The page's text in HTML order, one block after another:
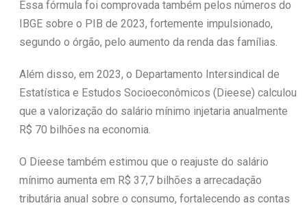
Essa fórmula foi comprovada também pelos números do
IBGE sobre o PIB de 2023, fortemente impulsionado,
segundo o órgão, pelo aumento da renda das famílias.
Além disso, em 2023, o Departamento Intersindical de
Estatística e Estudos Socioeconômicos (Dieese) calculou
que a valorização do salário mínimo injetaria anualmente
R$ 70 bilhões na economia.
O Dieese também estimou que o reajuste do salário
mínimo aumenta em R$ 37,7 bilhões a arrecadação
tributária anual sobre o consumo, fortalecendo as contas